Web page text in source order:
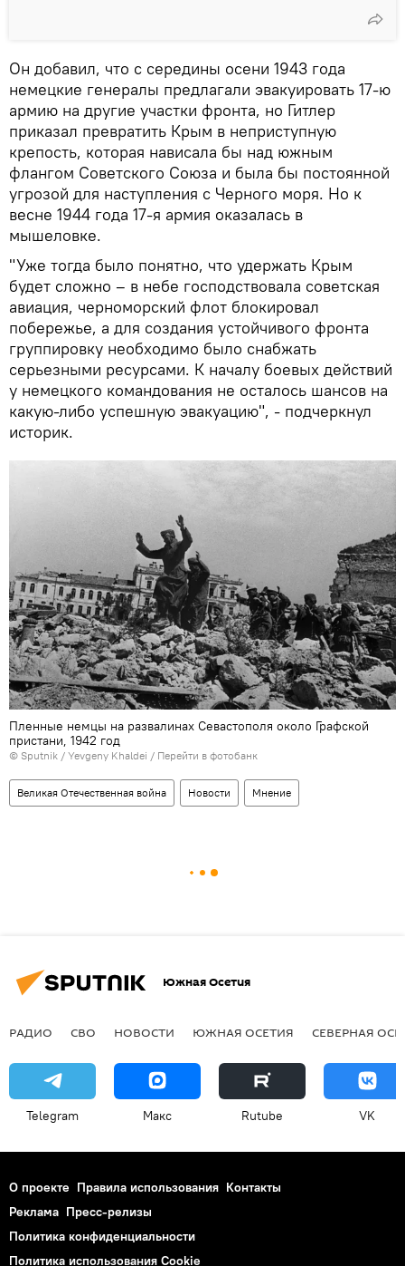
Он добавил, что с середины осени 1943 года
немецкие генералы предлагали эвакуировать 17-ю
армию на другие участки фронта, но Гитлер
приказал превратить Крым в неприступную
крепость, которая нависала бы над южным
флангом Советского Союза и была бы постоянной
угрозой для наступления с Черного моря. Но к
весне 1944 года 17-я армия оказалась в
мышеловке.
"Уже тогда было понятно, что удержать Крым
будет сложно – в небе господствовала советская
авиация, черноморский флот блокировал
побережье, а для создания устойчивого фронта
группировку необходимо было снабжать
серьезными ресурсами. К началу боевых действий
у немецкого командования не осталось шансов на
какую-либо успешную эвакуацию", - подчеркнул
историк.
Пленные немцы на развалинах Севастополя около Графской
пристани, 1942 год
© Sputnik / Yevgeny Khaldei / Перейти в фотобанк
Великая Отечественная война Новости Мнение
Южная Осетия
РАДИО СВО НОВОСТИ ЮЖНАЯ ОСЕТИЯ СЕВЕРНАЯ
Telegram Макс Rutube VK
О проекте Правила использования Контакты
Реклама Пресс-релизы
Политика конфиденциальности
Политика использования Cookie